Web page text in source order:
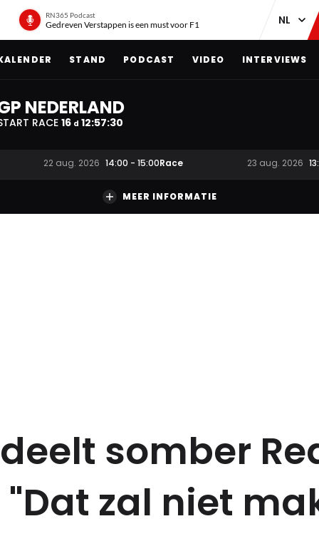
RN365 Podcast
Gedreven Verstappen is een must voor F1
STAND PODCAST VIDEO INTERVIEWS
NEDERLAND
RACE 16 d 12:57:29
22 aug. 2026 14:00 - 15:00Race 23 aug. 2026
MEER INFORMATIE
somber
zal niet